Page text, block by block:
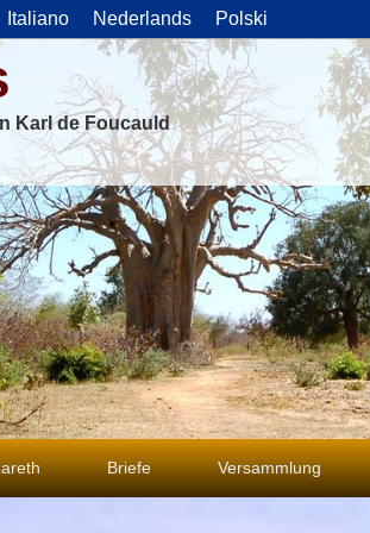
Italiano Nederlands Polski
Karl de Foucauld
Briefe Versammlung